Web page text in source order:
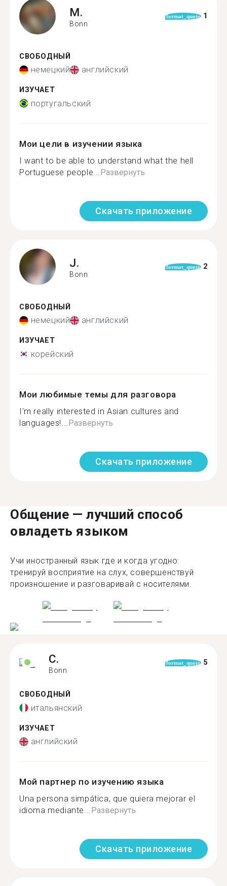
M.
Bonn
format_quote 1
СВОБОДНЫЙ
немецкий английский
ИЗУЧАЕТ
португальский
Мои цели в изучении языка
I want to be able to understand what the hell
Portuguese people... Развернуть
Скачать приложение
J.
Bonn
format_quote 2
СВОБОДНЫЙ
немецкий английский
ИЗУЧАЕТ
корейский
Мои любимые темы для разговора
I'm really interested in Asian cultures and
languages!... Развернуть
Скачать приложение
Общение — лучший способ
овладеть языком
Учи иностранный язык где и когда угодно:
тренируй восприятие на слух, совершенствуй
произношение и разговаривай с носителями.
C.
Bonn
format_quote 5
СВОБОДНЫЙ
итальянский
ИЗУЧАЕТ
английский
Мой партнер по изучению языка
Una persona simpática, que quiera mejorar el
idioma mediante...Развернуть
Скачать приложение